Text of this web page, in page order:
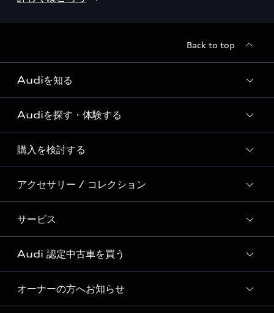
Back to top
Audiを知る
Audi ブランド
Story of Progress
Audi Sport
Formula 1®
デジタルサービス
Audiを探す・体験する
ディーラー検索
新車在庫検索
試乗車・展示車検索
見積り依頼
試乗予約
購入を検討する
モデル一覧
特別仕様モデル / 限定モデル
e-tronラインアップ
価格シミュレーション
車両比較
アクセサリー / コレクション
純正アクセサリー
オンラインショップ
Audi collection
アウディナビアプリ
サービス
サービス入庫予約
サービスプログラム
メンテナンス
Audi 認定中古車を買う
Audi認定中古車
オーナーの方へお知らせ